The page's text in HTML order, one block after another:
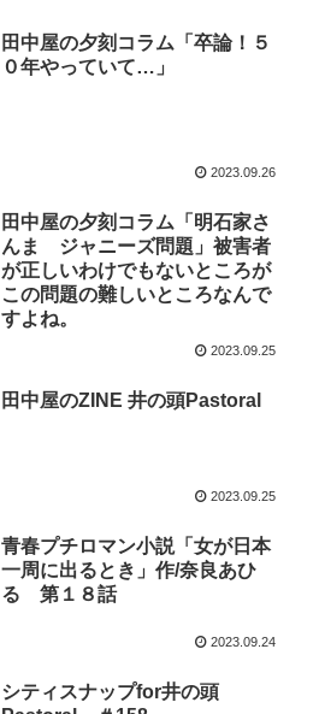
田中屋の夕刻コラム「卒論！５
０年やっていて…」
2023.09.26
田中屋の夕刻コラム「明石家さ
んま ジャニーズ問題」被害者
が正しいわけでもないところが
この問題の難しいところなんで
すよね。
2023.09.25
田中屋のZINE 井の頭Pastoral
2023.09.25
青春プチロマン小説「女が日本
一周に出るとき」作/奈良あひ
る 第１８話
2023.09.24
シティスナップfor井の頭